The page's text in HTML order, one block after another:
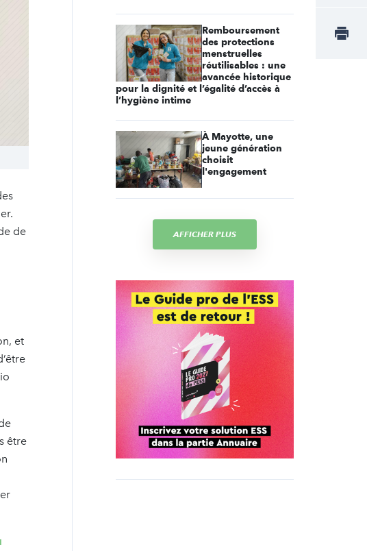
de
et
être
Remboursement
des protections
menstruelles
réutilisables : une
avancée historique
pour la dignité et l’égalité d’accès à
l’hygiène intime
À Mayotte, une
jeune génération
choisit
l'engagement
AFFICHER PLUS